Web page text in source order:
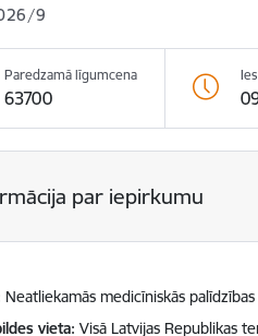
9
Paredzamā līgumcena
63700
par iepirkumu
Neatliekamās medicīniskās
vieta Visā Latvijas Republikas